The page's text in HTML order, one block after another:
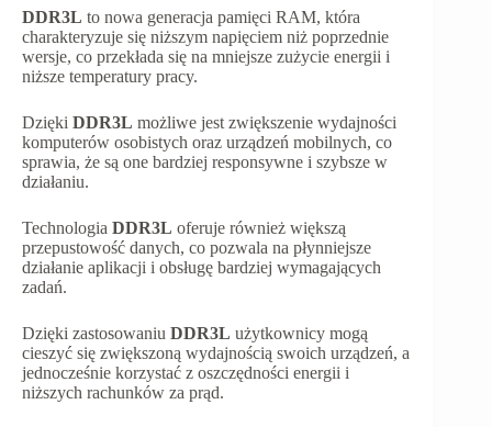
DDR3L to nowa generacja pamięci RAM, która
charakteryzuje się niższym napięciem niż poprzednie
wersje, co przekłada się na mniejsze zużycie energii i
niższe temperatury pracy.
Dzięki DDR3L możliwe jest zwiększenie wydajności
komputerów osobistych oraz urządzeń mobilnych, co
sprawia, że są one bardziej responsywne i szybsze w
działaniu.
Technologia DDR3L oferuje również większą
przepustowość danych, co pozwala na płynniejsze
działanie aplikacji i obsługę bardziej wymagających
zadań.
Dzięki zastosowaniu DDR3L użytkownicy mogą
cieszyć się zwiększoną wydajnością swoich urządzeń, a
jednocześnie korzystać z oszczędności energii i
niższych rachunków za prąd.